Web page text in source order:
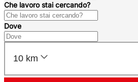
Che lavoro stai cercando?
Dove
10 km